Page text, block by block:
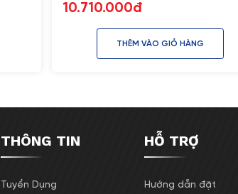
10.710.000đ
THÊM VÀO GIỎ HÀNG
THÔNG TIN
Tuyển Dụng
HỖ TRỢ
Hướng dẫn đặt